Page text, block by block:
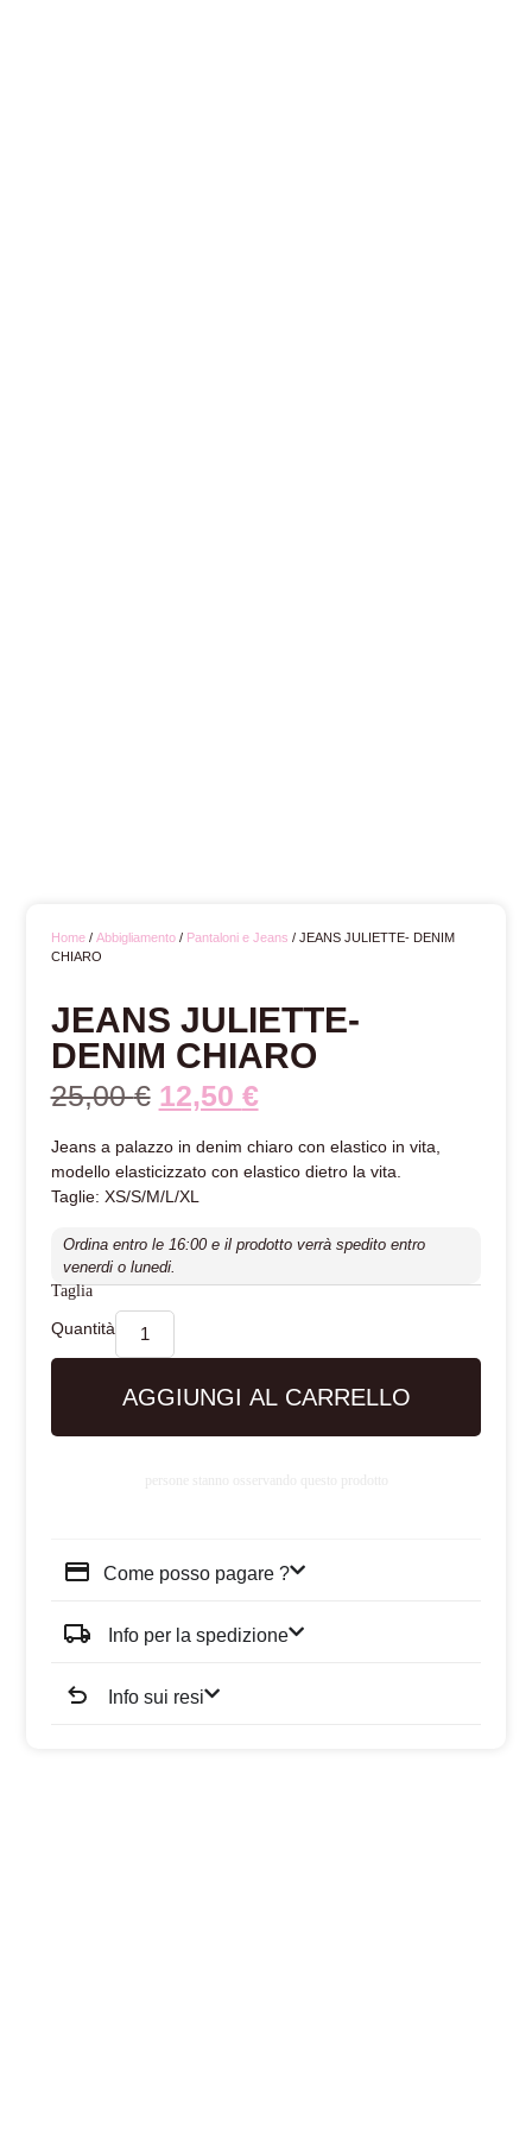
Home/ Abbigliamento/ Pantaloni e Jeans / JEANS JULIETTE- DENIM
CHIARO
JEANS JULIETTE-
DENIM CHIARO
25,00€ 12,50 €
Jeans a palazzo in denim chiaro con elastico in vita,
modello elasticizzato con elastico dietro la vita.
Taglie: XS/S/M/L/XL
Ordina entro le 16:00 e il prodotto verrà spedito entro
venerdi o lunedi.
Taglia
AGGIUNGI AL CARRELLO
Come posso pagare ?
Info per la spedizione
Info sui resi